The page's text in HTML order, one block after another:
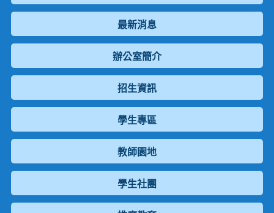
最新消息
辦公室簡介
招生資訊
學生專區
教師園地
學生社團